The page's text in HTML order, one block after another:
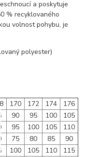
a poskytuje
% recyklovaného
volnost pohybu, je
polyester)
170 172 174
176
90 95 100
105
95 100 105
110
75 80 85
90
100 105 110
115